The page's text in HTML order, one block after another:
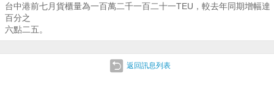
台中港前七月貨櫃量為一百萬二千一百二十一TEU，較去年同期增幅達
百分之
六點二五。
返回訊息列表